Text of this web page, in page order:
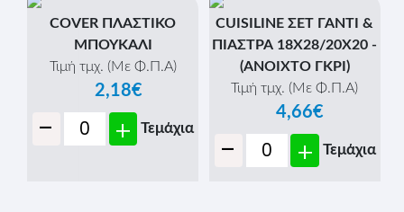
COVER ΠΛΑΣΤΙΚΟ
ΜΠΟΥΚΑΛΙ
Τιμή τμχ. (Με Φ.Π.Α)
2,18€
- + Τεμάχια
CUISILINE ΣΕΤ ΓΑΝΤΙ &
ΠΙΑΣΤΡΑ 18Χ28/20Χ20 -
(ΑΝΟΙΧΤΟ ΓΚΡΙ)
Τιμή τμχ. (Με Φ.Π.Α)
4,66€
- + Τεμάχια